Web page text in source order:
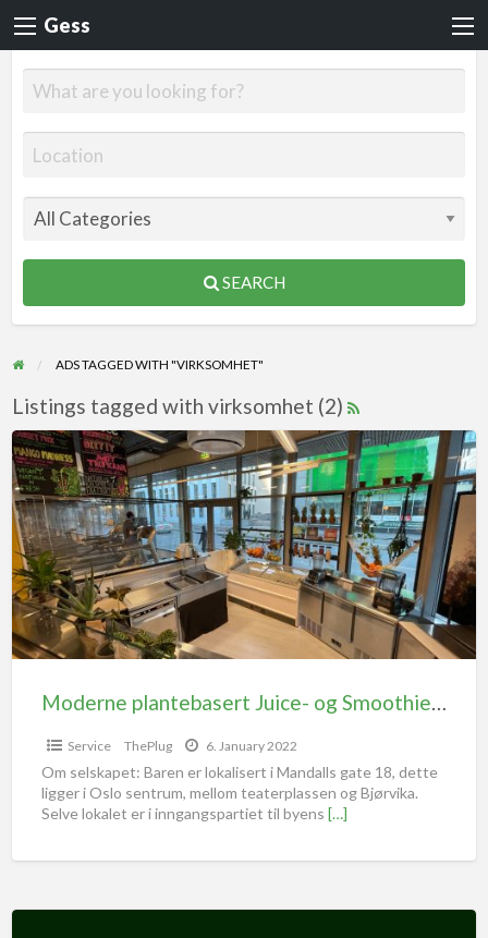
Gess
SEARCH
ADS TAGGED WITH "VIRKSOMHET"
Listings tagged with virksomhet (2)
Moderne plantebasert Juice- og SmoothieBar. Lokalisert midt i Oslo Sentrum, til salg (også mulighet for å leie)
Service ThePlug 6. January 2022
Om selskapet: Baren er lokalisert i Mandalls gate 18, dette
ligger i Oslo sentrum, mellom teaterplassen og Bjørvika.
Selve lokalet er i inngangspartiet til byens […]